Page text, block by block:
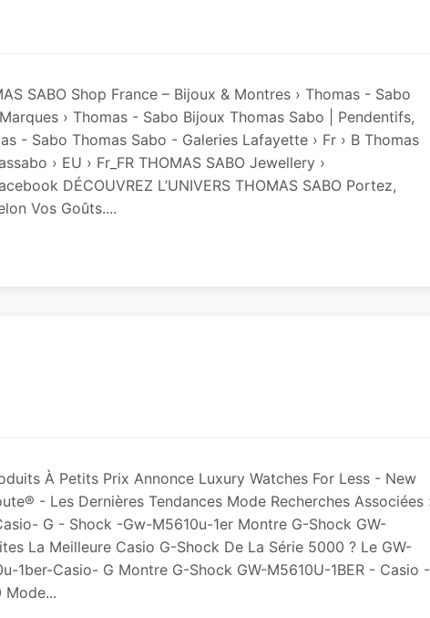
SABO Shop France – Bijoux & Montres › Thomas - Sabo
› Thomas - Sabo Bijoux Thomas Sabo | Pendentifs,
- Sabo Thomas Sabo - Galeries Lafayette › Fr › B Thomas
› EU › Fr_FR THOMAS SABO Jewellery ›
DÉCOUVREZ L’UNIVERS THOMAS SABO Portez,
Vos Goûts....
À Petits Prix Annonce Luxury Watches For Less - New
- Les Dernières Tendances Mode Recherches Associées
G - Shock -gw-M5610u-1er Montre G-Shock GW-
La Meilleure Casio G-Shock De La Série 5000 ? Le GW-
1ber-Casio- G Montre G-Shock GW-M5610U-1BER - Casio -
Mode...